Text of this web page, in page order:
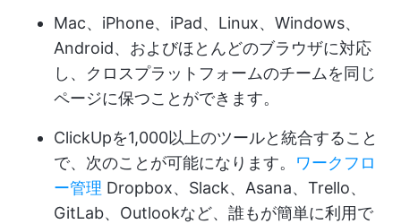
Mac、iPhone、iPad、Linux、Windows、
Android、およびほとんどのブラウザに対応
し、クロスプラットフォームのチームを同じ
ページに保つことができます。
ClickUpを1,000以上のツールと統合すること
で、次のことが可能になります。 ワークフロ
ー管理 Dropbox、Slack、Asana、Trello、
GitLab、Outlookなど、誰もが簡単に利用で